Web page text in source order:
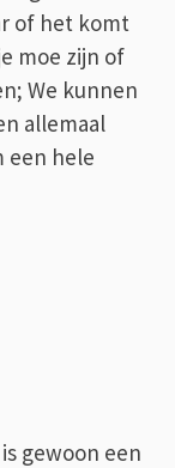
of het komt
moe zijn of
We kunnen
allemaal
een hele
gewoon een